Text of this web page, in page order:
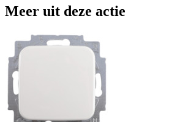
Meer uit deze actie